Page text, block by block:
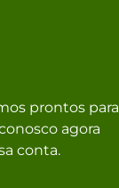
prontos para
agora
conta.